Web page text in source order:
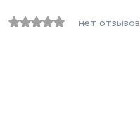
нет отзывов